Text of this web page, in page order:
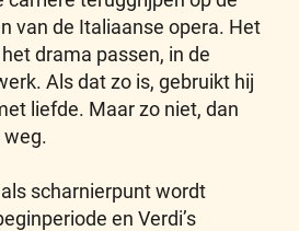
van de Italiaanse opera. Het
drama passen, in de
Als dat zo is, gebruikt hij
liefde. Maar zo niet, dan
weg.
scharnierpunt wordt
en Verdi’s